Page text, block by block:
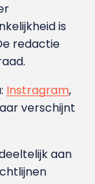
is
redactie
Instragram,
verschijnt
aan